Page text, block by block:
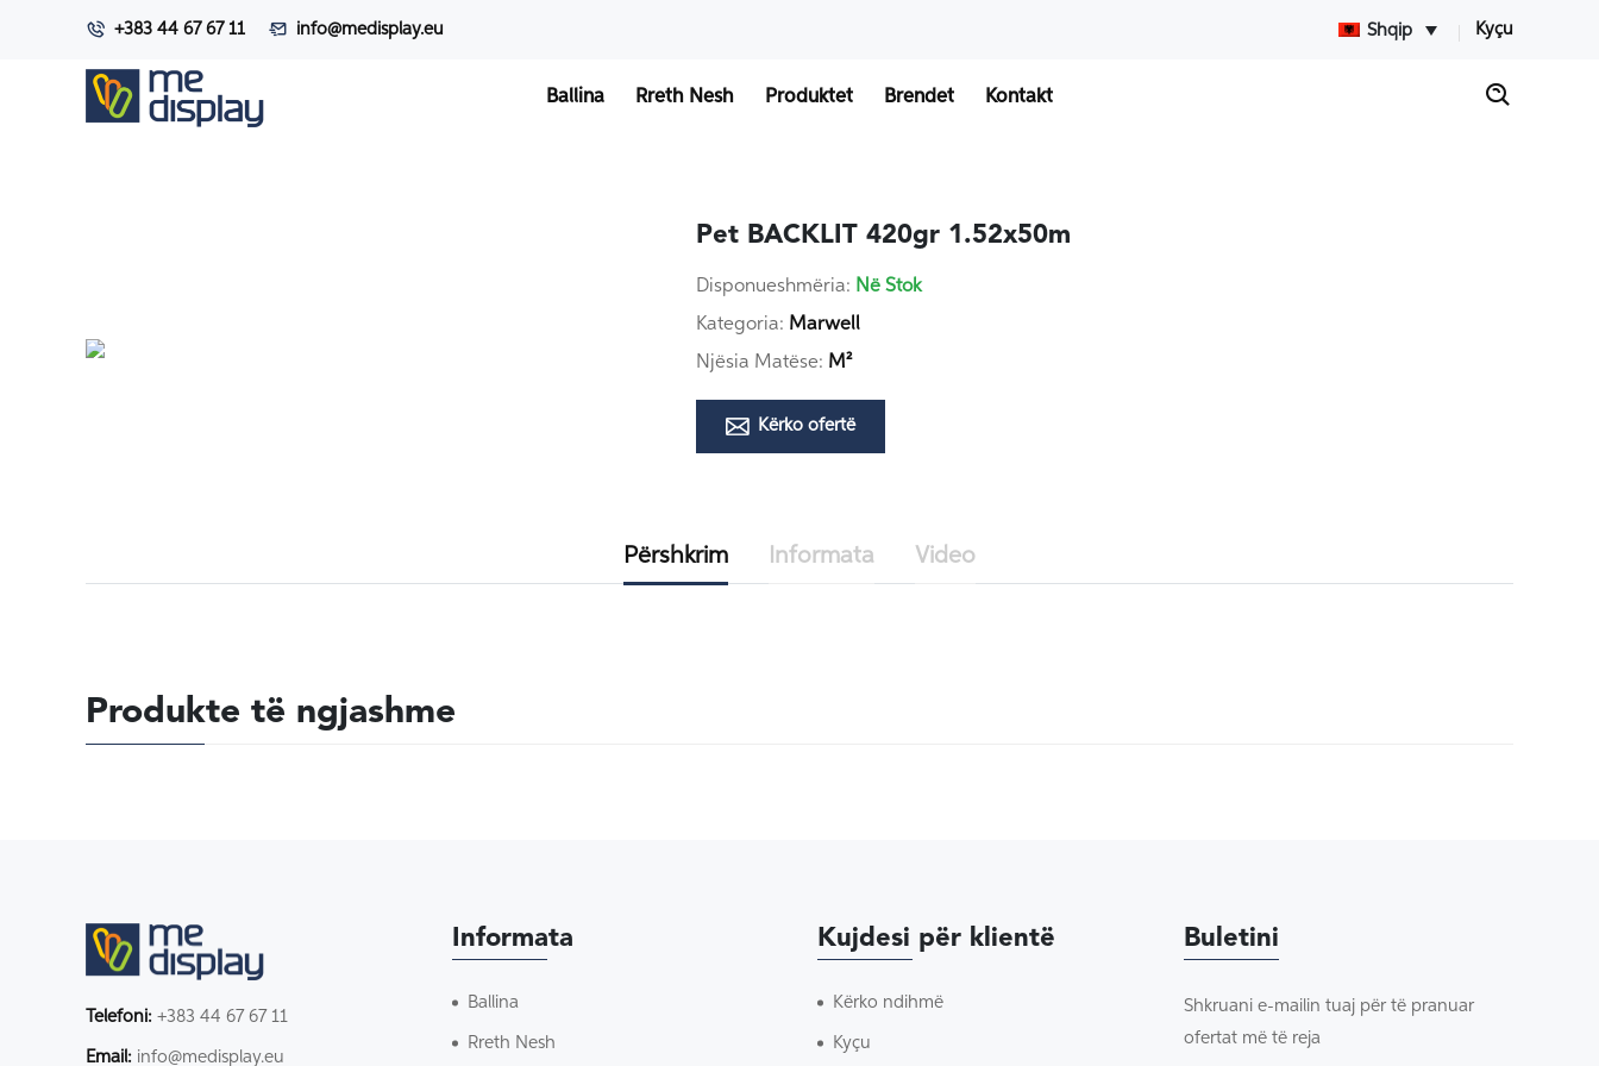
+383 44 67 67 11 info@medisplay.eu Shqip Kyçu
Ballina Rreth Nesh Produktet Brendet Kontakt
Pet BACKLIT 420gr 1.52x50m
Disponueshmëria: Në Stok
Kategoria: Marwell
Njësia Matëse: M²
Kërko ofertë
Përshkrim Informata Video
Produkte të ngjashme
Telefoni: +383 44 67 67 11
Email: info@medisplay.eu
Informata
Ballina
Rreth Nesh
Kujdesi për klientë
Kërko ndihmë
Kyçu
Buletini
Shkruani e-mailin tuaj për të pranuar
ofertat më të reja